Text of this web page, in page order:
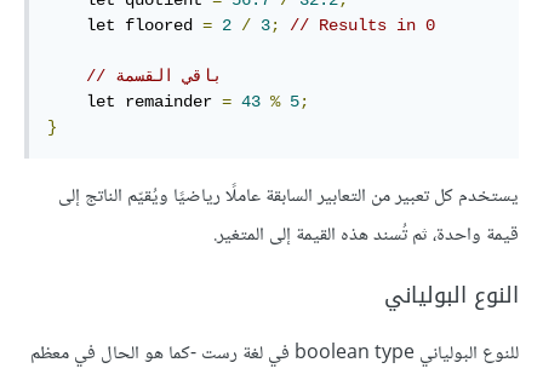
    let floored
= 2 / 3; // Results in 0
// باقي القسمة
    let remainder
= 43 % 5;
}
يستخدم كل تعبير من التعابير السابقة عاملًا رياضيًا ويُقيّم الناتج إلى
قيمة واحدة، ثم تُسند هذه القيمة إلى المتغير.
النوع البولياني
للنوع البولياني boolean type في لغة رست -كما هو الحال في معظم